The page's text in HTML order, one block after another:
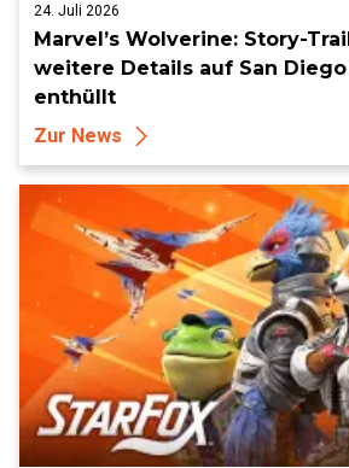
24. Juli 2026
Marvel’s Wolverine: Story-
weitere Details auf San
enthüllt
Zur News